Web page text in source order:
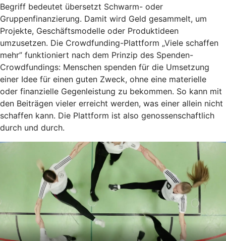
Begriff bedeutet übersetzt Schwarm- oder
Gruppenfinanzierung. Damit wird Geld gesammelt, um
Projekte, Geschäftsmodelle oder Produktideen
umzusetzen. Die Crowdfunding-Plattform „Viele schaffen
mehr” funktioniert nach dem Prinzip des Spenden-
Crowdfundings: Menschen spenden für die Umsetzung
einer Idee für einen guten Zweck, ohne eine materielle
oder finanzielle Gegenleistung zu bekommen. So kann mit
den Beiträgen vieler erreicht werden, was einer allein nicht
schaffen kann. Die Plattform ist also genossenschaftlich
durch und durch.